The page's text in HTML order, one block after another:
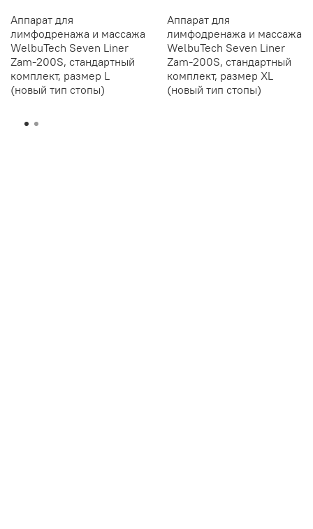
Аппарат для
лимфодренажа и массажа
WelbuTech Seven Liner
Zam-200S, стандартный
комплект, размер L
(новый тип стопы)
Аппарат для
лимфодренажа и массажа
WelbuTech Seven Liner
Zam-200S, стандартный
комплект, размер XL
(новый тип стопы)